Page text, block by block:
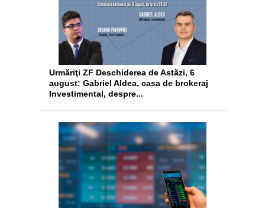
Urmăriţi ZF Deschiderea de Astăzi, 6
august: Gabriel Aldea, casa de brokeraj
Investimental, despre...